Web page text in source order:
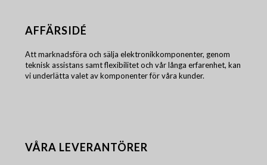
AFFÄRSIDÉ
Att marknadsföra och sälja elektronikkomponenter, genom
teknisk assistans samt flexibilitet och vår långa erfarenhet, kan
vi underlätta valet av komponenter för våra kunder.
VÅRA LEVERANTÖRER